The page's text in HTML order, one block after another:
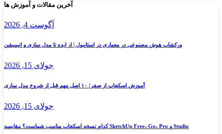
به
کنار
آخرین مقالات و آموزش ها
آگوست 4, 2026
ورکشاپ هوش مصنوعی در معماری در استانبول | از ایده تا مدل سازی و انیمیشن
جولای 15, 2026
آموزش اسکچاپ از صفر؛ ۱۰ اصل مهم قبل از شروع مدل سازی
جولای 15, 2026
کدام نسخه اسکچاپ مناسب شماست؟ مقایسه SketchUp Free، Go، Pro و Studio